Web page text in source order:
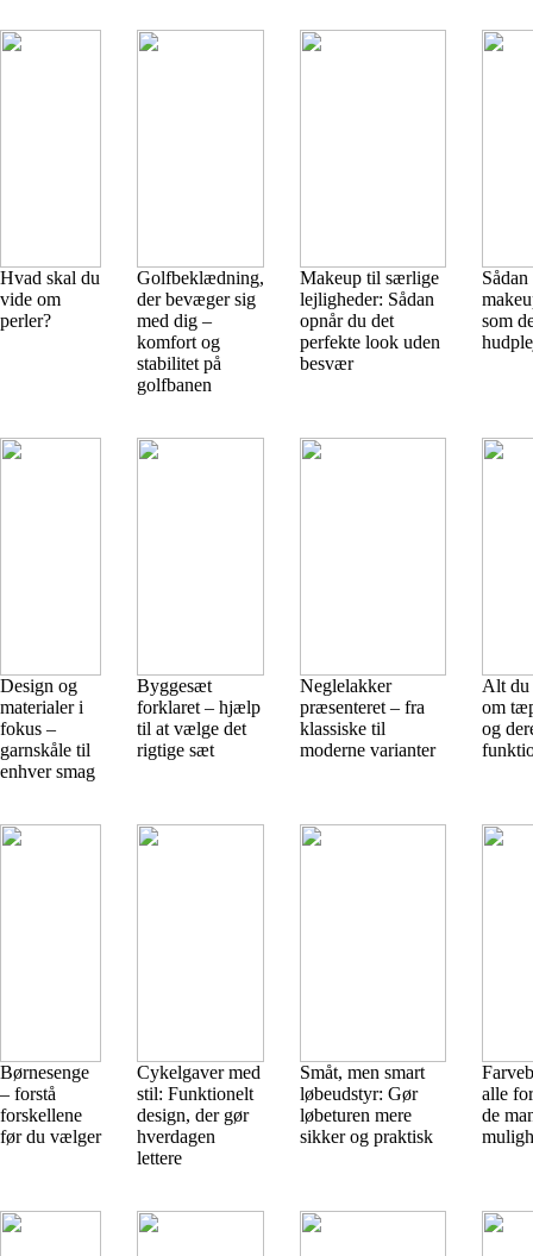
Hvad skal du
vide om
perler?
Golfbeklædning,
der bevæger sig
med dig –
komfort og
stabilitet på
golfbanen
Makeup til særlige
lejligheder: Sådan
opnår du det
perfekte look uden
besvær
som
Design og
materialer i
fokus –
garnskåle til
enhver smag
Byggesæt
forklaret – hjælp
til at vælge det
rigtige sæt
Neglelakker
præsenteret – fra
klassiske til
moderne varianter
Alt du
om
og
Børnesenge
– forstå
forskellene
før du vælger
Cykelgaver med
stil: Funktionelt
design, der gør
hverdagen
lettere
Småt, men smart
løbeudstyr: Gør
løbeturen mere
sikker og praktisk
alle
de